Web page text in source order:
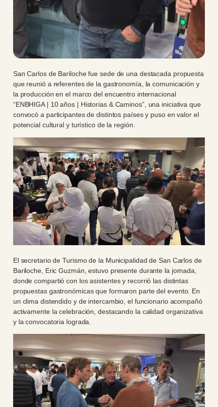
San Carlos de Bariloche fue sede de una destacada propuesta
que reunió a referentes de la gastronomía, la comunicación y
la producción en el marco del encuentro internacional
“ENBHIGA | 10 años | Historias & Caminos”, una iniciativa que
convocó a participantes de distintos países y puso en valor el
potencial cultural y turístico de la región.
El secretario de Turismo de la Municipalidad de San Carlos de
Bariloche, Eric Guzmán, estuvo presente durante la jornada,
donde compartió con los asistentes y recorrió las distintas
propuestas gastronómicas que formaron parte del evento. En
un clima distendido y de intercambio, el funcionario acompañó
activamente la celebración, destacando la calidad organizativa
y la convocatoria lograda.